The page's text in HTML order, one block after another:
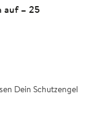
auf – 25
Dein Schutzengel